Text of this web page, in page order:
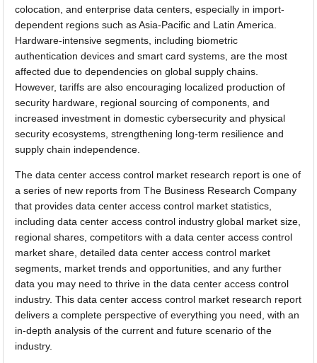
colocation, and enterprise data centers, especially in import-
dependent regions such as Asia-Pacific and Latin America.
Hardware-intensive segments, including biometric
authentication devices and smart card systems, are the most
affected due to dependencies on global supply chains.
However, tariffs are also encouraging localized production of
security hardware, regional sourcing of components, and
increased investment in domestic cybersecurity and physical
security ecosystems, strengthening long-term resilience and
supply chain independence.
The data center access control market research report is one of
a series of new reports from The Business Research Company
that provides data center access control market statistics,
including data center access control industry global market size,
regional shares, competitors with a data center access control
market share, detailed data center access control market
segments, market trends and opportunities, and any further
data you may need to thrive in the data center access control
industry. This data center access control market research report
delivers a complete perspective of everything you need, with an
in-depth analysis of the current and future scenario of the
industry.